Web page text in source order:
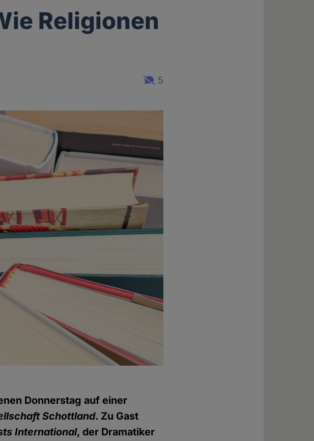
Religionen
5
Donnerstag auf einer
Schottland. Zu Gast
International, der Dramatiker